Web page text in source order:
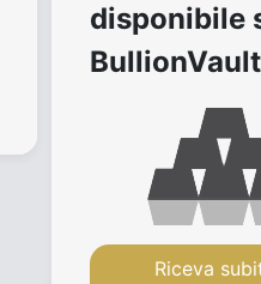
disponibile
BullionVault
Riceva